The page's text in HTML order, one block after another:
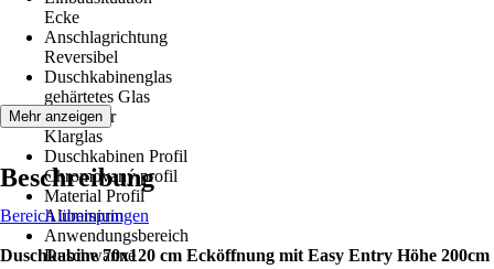
Ecke
Anschlagrichtung
Reversibel
Duschkabinenglas
gehärtetes Glas
Glasdekor
Klarglas
Duschkabinen Profil
Chromovaný profil
Material Profil
Aluminium
Anwendungsbereich
Duschwanne
Mehr anzeigen
Beschreibung
Bereich überspringen
Duschkabine 70x120 cm Ecköffnung mit Easy Entry Höhe 200cm